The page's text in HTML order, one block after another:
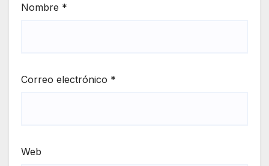
Nombre *
Correo electrónico *
Web